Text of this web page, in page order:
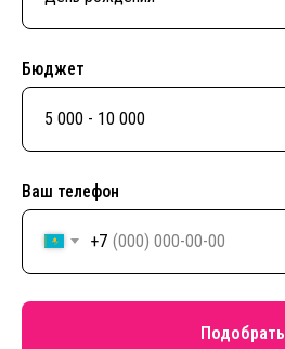
Бюджет
Ваш телефон
+7
Подобрать